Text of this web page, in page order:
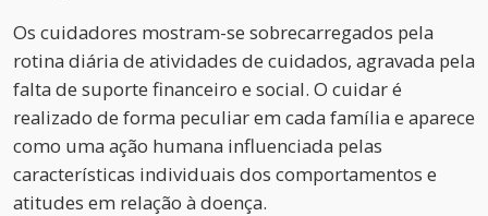
Os cuidadores mostram-se sobrecarregados pela
rotina diária de atividades de cuidados, agravada pela
falta de suporte financeiro e social. O cuidar é
realizado de forma peculiar em cada família e aparece
como uma ação humana influenciada pelas
características individuais dos comportamentos e
atitudes em relação à doença.